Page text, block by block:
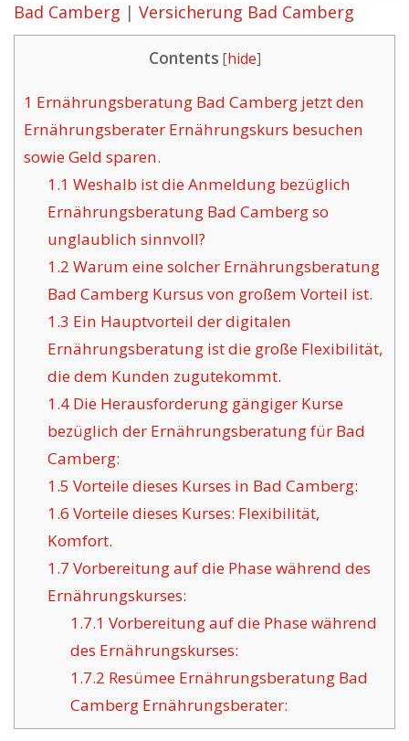
Bad Camberg | Versicherung Bad Camberg
Contents [hide]
1 Ernährungsberatung Bad Camberg jetzt den
Ernährungsberater Ernährungskurs besuchen
sowie Geld sparen.
1.1 Weshalb ist die Anmeldung bezüglich
Ernährungsberatung Bad Camberg so
unglaublich sinnvoll?
1.2 Warum eine solcher Ernährungsberatung
Bad Camberg Kursus von großem Vorteil ist.
1.3 Ein Hauptvorteil der digitalen
Ernährungsberatung ist die große Flexibilität,
die dem Kunden zugutekommt.
1.4Die Herausforderung gängiger Kurse
bezüglich der Ernährungsberatung für Bad
Camberg:
1.5 Vorteile dieses Kurses in Bad Camberg:
1.6 Vorteile dieses Kurses: Flexibilität,
Komfort.
1.7 Vorbereitung auf die Phase während des
Ernährungskurses:
1.7.1 Vorbereitung auf die Phase während
des Ernährungskurses:
1.7.2 Resümee Ernährungsberatung Bad
Camberg Ernährungsberater: